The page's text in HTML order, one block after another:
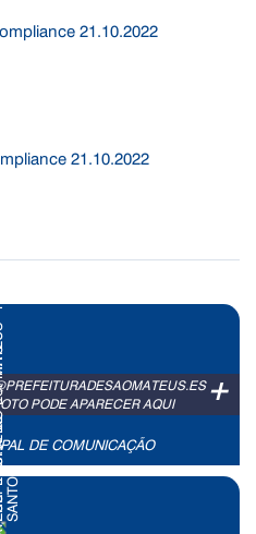
21.10.2022
+
PODE APARECER AQUI
DE COMUNICAÇÃO